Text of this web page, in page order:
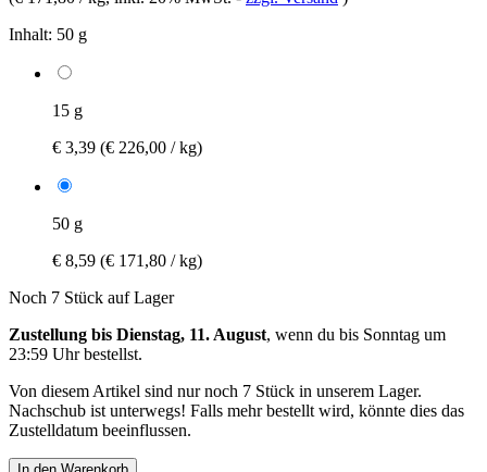
Inhalt: 50 g
15 g
€ 3,39 (€ 226,00 / kg)
50 g
€ 8,59 (€ 171,80 / kg)
Noch 7 Stück auf Lager
Zustellung bis Dienstag, 11. August, wenn du bis Sonntag um
23:59 Uhrbestellst.
Von diesem Artikel sind nur noch 7 Stück in unserem Lager.
Nachschub ist unterwegs! Falls mehr bestellt wird, könnte dies das
Zustelldatum beeinflussen.